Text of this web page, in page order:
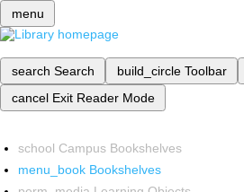
menu
search Search build_circle Toolbar
cancel Exit Reader Mode
school Campus Bookshelves
menu_book Bookshelves